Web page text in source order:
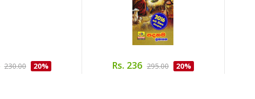
230.00 20% Rs. 236 295.00 20%